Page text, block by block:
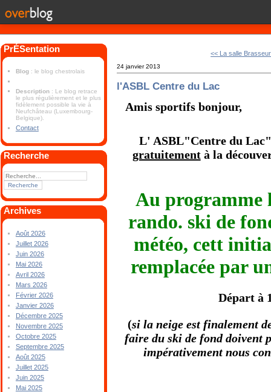
PrÉSentation
Blog : le blog chestrolais
Description : Le blog retrace
le plus régulièrement et le plus
fidèlement possible la vie à
Neufchâteau (Luxembourg-
Belgique).
Contact
Recherche
Archives
Août 2026
Juillet 2026
Juin 2026
Mai 2026
Avril 2026
Mars 2026
Février 2026
Janvier 2026
Décembre 2025
Novembre 2025
Octobre 2025
Septembre 2025
Août 2025
Juillet 2025
Juin 2025
Mai 2025
<< La salle Brasseur
24 janvier 2013
l'ASBL Centre du Lac
Amis sportifs bonjour,
L' ASBL"Centre du
gratuitementà la
Au programme
rando. ski de
météo, cett
remplacée par
Départ à
(si la neige est finalement
faire du ski de fond doivent
impérativement nous